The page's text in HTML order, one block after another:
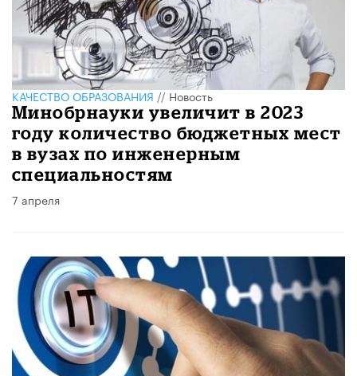
КАЧЕСТВО ОБРАЗОВАНИЯ//Новость
Минобрнауки увеличит в 2023
году количество бюджетных мест
в вузах по инженерным
специальностям
7 апреля